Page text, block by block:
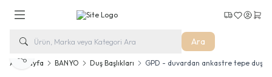
Ara
Kargo Takip
Favorilerim
Hesabım
Ana Sayfa BANYO Duş Başlıkları GPD - duvardan ankastre tepe duşu
Paylaş